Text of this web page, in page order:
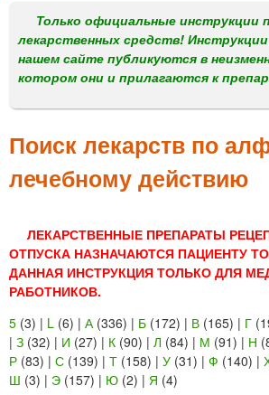
е
н
ю
Только официальные инструкции
лекарственных средств!
нашем сайте публикуются в
котором они и прилагаются к
Поиск лекарств по
лечебному действию
ЛЕКАРСТВЕННЫЕ ПРЕПАРАТЫ
ОТПУСКА НАЗНАЧАЮТСЯ ПАЦИЕНТУ
ДАННАЯ ИНСТРУКЦИЯ ТОЛЬКО ДЛЯ
РАБОТНИКОВ.
5 (3) | L (6) | А (336) | Б (172) | В (165) | Г
| З (32) | И (27) | К (90) | Л (84) | М (91) | Н
Р (83) | С (139) | Т (158) | У (31) | Ф (140) |
Ш (3) | Э (157) | Ю (2) | Я (4)